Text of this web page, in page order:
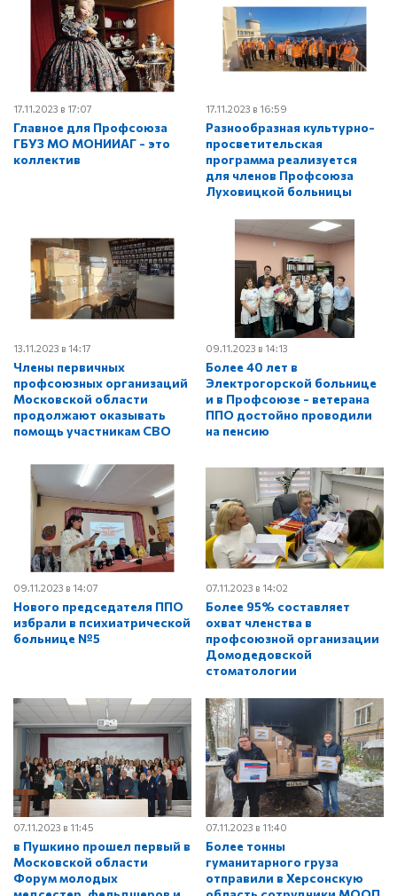
17.11.2023 в 17:07
Главное для Профсоюза
ГБУЗ МО МОНИИАГ - это
коллектив
17.11.2023 в 16:59
Разнообразная культурно-
просветительская
программа реализуется
для членов Профсоюза
Луховицкой больницы
13.11.2023 в 14:17
Члены первичных
профсоюзных организаций
Московской области
продолжают оказывать
помощь участникам СВО
09.11.2023 в 14:13
Более 40 лет в
Электрогорской больнице
и в Профсоюзе - ветерана
ППО достойно проводили
на пенсию
09.11.2023 в 14:07
Нового председателя ППО
избрали в психиатрической
больнице №5
07.11.2023 в 14:02
Более 95% составляет
охват членства в
профсоюзной организации
Домодедовской
стоматологии
07.11.2023 в 11:45
в Пушкино прошел первый в
Московской области
Форум молодых
07.11.2023 в 11:40
Более тонны
гуманитарного груза
отправили в Херсонскую